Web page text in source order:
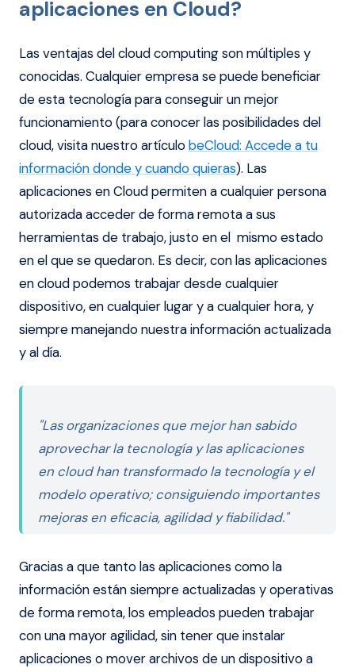
aplicaciones en Cloud?
Las ventajas del cloud computing son múltiples y
conocidas. Cualquier empresa se puede beneficiar
de esta tecnología para conseguir un mejor
funcionamiento (para conocer las posibilidades del
cloud, visita nuestro artículobeCloud: Accede a tu
información donde y cuando quieras). Las
aplicaciones en Cloud permiten a cualquier persona
autorizada acceder de forma remota a sus
herramientas de trabajo, justo en el mismo estado
en el que se quedaron. Es decir, con las aplicaciones
en cloud podemos trabajar desde cualquier
dispositivo, en cualquier lugar y a cualquier hora, y
siempre manejando nuestra información actualizada
y al día.
"Las organizaciones que mejor han sabido
aprovechar la tecnología y las aplicaciones
en cloud han transformado la tecnología y el
modelo operativo; consiguiendo importantes
mejoras en eficacia, agilidad y fiabilidad."
Gracias a que tanto las aplicaciones como la
información están siempre actualizadas y operativas
de forma remota, los empleados pueden trabajar
con una mayor agilidad, sin tener que instalar
aplicaciones o mover archivos de un dispositivo a